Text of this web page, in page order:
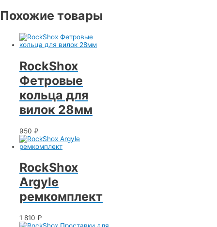
Похожие товары
RockShox
Фетровые
кольца для
вилок 28мм
950 ₽
RockShox
Argyle
ремкомплект
1 810 ₽